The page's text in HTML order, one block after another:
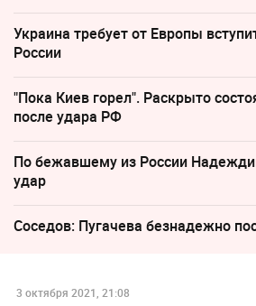
Украина требует от Европы
России
"Пока Киев горел". Раскрыто
после удара РФ
По бежавшему из России
удар
Соседов: Пугачева безнадежно
3 октября 2021, 21:08